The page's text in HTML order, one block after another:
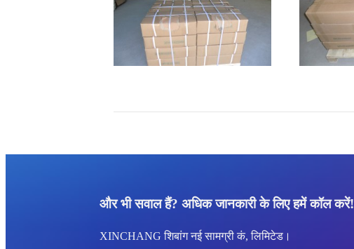
और भी सवाल हैं? अधिक जानकारी के लिए हमें कॉल करें!
XINCHANG शिबांग नई सामग्री कं, लिमिटेड।